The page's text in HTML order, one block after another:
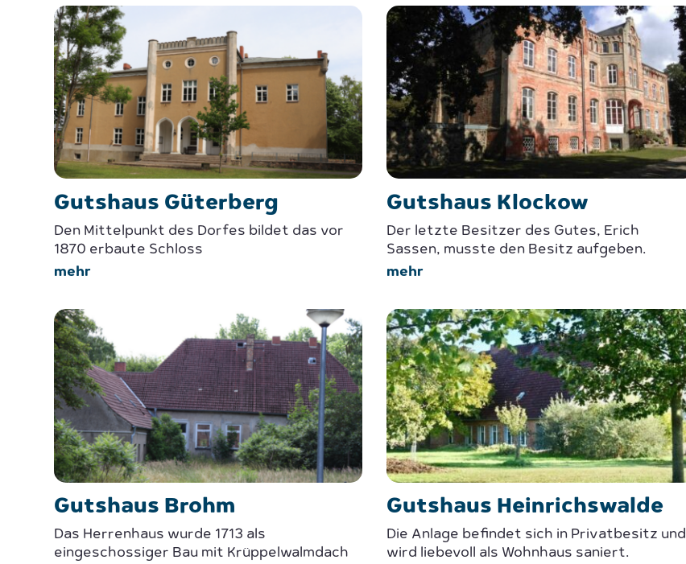
Gutshaus Güterberg
Den Mittelpunkt des Dorfes bildet das vor
1870 erbaute Schloss
mehr
Gutshaus Klockow
Der letzte Besitzer des Gutes, Erich
Sassen, musste den Besitz aufgeben.
mehr
Gutshaus Brohm
Das Herrenhaus wurde 1713 als
eingeschossiger Bau mit Krüppelwalmdach
Gutshaus Heinrichswalde
Die Anlage befindet sich in Privatbesitz und
wird liebevoll als Wohnhaus saniert.